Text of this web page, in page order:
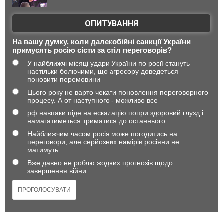
ОПИТУВАННЯ
На вашу думку, коли далекобійні санкції України
примусять росію сісти за стіл переговорів?
У найближчі місяці удари України по росії стануть
настільки болючими, що агресору доведеться
поновити перемовини
Цього року не варто чекати поновлення переговорного
процесу. А от наступного - можливо все
рф навпаки піде на ескалацію попри здоровий глузд і
намагатиметься триматися до останнього
Найближчим часом росія може погодитись на
переговори, але серйозних намірів росіяни не
матимуть
Вже давно не роблю жодних прогнозів щодо
завершення війни